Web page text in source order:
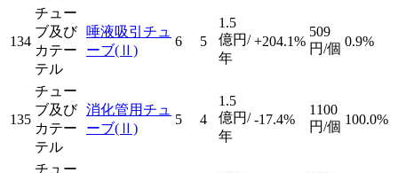
134
チュー
ブ及び
カテー
テル
唾液吸引チュ
ーブ(Ⅱ)
6 5
1.5
億円/
年
+204.1%
509
円/個 0.9%
135
チュー
ブ及び
カテー
テル
消化管用チュ
ーブ(Ⅱ)
5 4
1.5
億円/
年
-17.4%
1100
円/個 100.0%
チュー